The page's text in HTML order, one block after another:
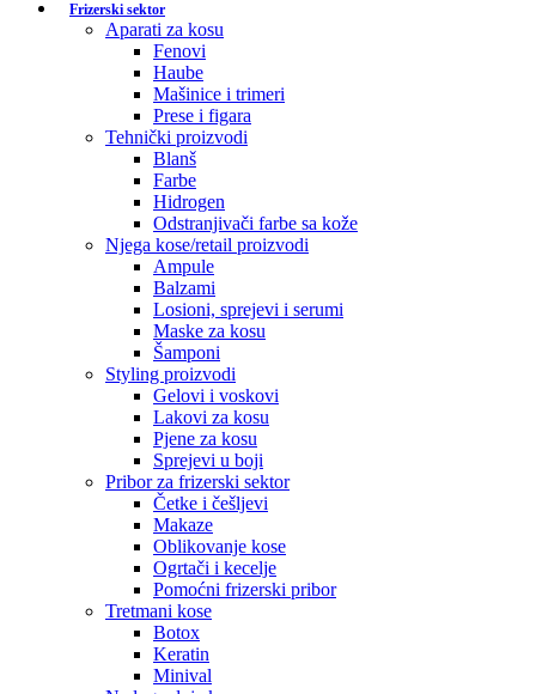
Frizerski sektor
Aparati za kosu
Fenovi
Haube
Mašinice i trimeri
Prese i figara
Tehnički proizvodi
Blanš
Farbe
Hidrogen
Odstranjivači farbe sa kože
Njega kose/retail proizvodi
Ampule
Balzami
Losioni, sprejevi i serumi
Maske za kosu
Šamponi
Styling proizvodi
Gelovi i voskovi
Lakovi za kosu
Pjene za kosu
Sprejevi u boji
Pribor za frizerski sektor
Četke i češljevi
Makaze
Oblikovanje kose
Ogrtači i kecelje
Pomoćni frizerski pribor
Tretmani kose
Botox
Keratin
Minival